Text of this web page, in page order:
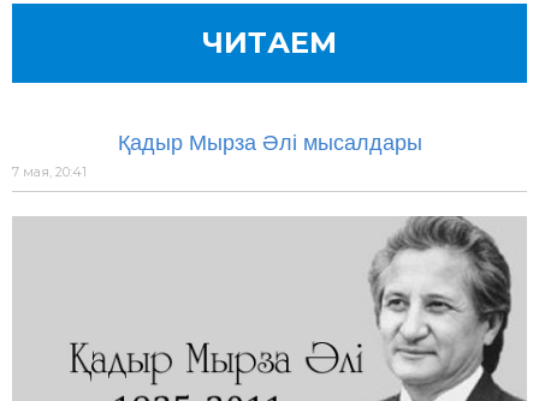
ЧИТАЕМ
Қадыр Мырза Әлі мысалдары
7 мая, 20:41